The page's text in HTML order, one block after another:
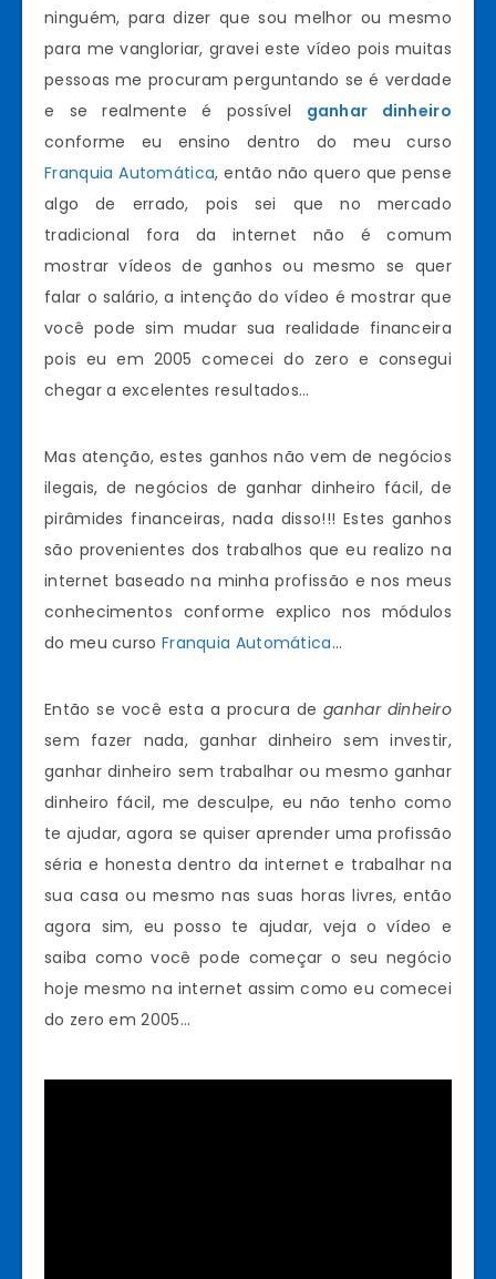
ninguém, para dizer que sou melhor ou mesmo
para me vangloriar, gravei este vídeo pois muitas
pessoas me procuram perguntando se é verdade
e se realmente é possível ganhar dinheiro
conforme eu ensino dentro do meu curso
Franquia Automática, então não quero que pense
algo de errado, pois sei que no mercado
tradicional fora da internet não é comum
mostrar vídeos de ganhos ou mesmo se quer
falar o salário, a intenção do vídeo é mostrar que
você pode sim mudar sua realidade financeira
pois eu em 2005 comecei do zero e consegui
chegar a excelentes resultados…
Mas atenção, estes ganhos não vem de negócios
ilegais, de negócios de ganhar dinheiro fácil, de
pirâmides financeiras, nada disso!!! Estes ganhos
são provenientes dos trabalhos que eu realizo na
internet baseado na minha profissão e nos meus
conhecimentos conforme explico nos módulos
do meu curso Franquia Automática…
Então se você esta a procura deganhar dinheiro
sem fazer nada, ganhar dinheiro sem investir,
ganhar dinheiro sem trabalhar ou mesmo ganhar
dinheiro fácil, me desculpe, eu não tenho como
te ajudar, agora se quiser aprender uma profissão
séria e honesta dentro da internet e trabalhar na
sua casa ou mesmo nas suas horas livres, então
agora sim, eu posso te ajudar, veja o vídeo e
saiba como você pode começar o seu negócio
hoje mesmo na internet assim como eu comecei
do zero em 2005…